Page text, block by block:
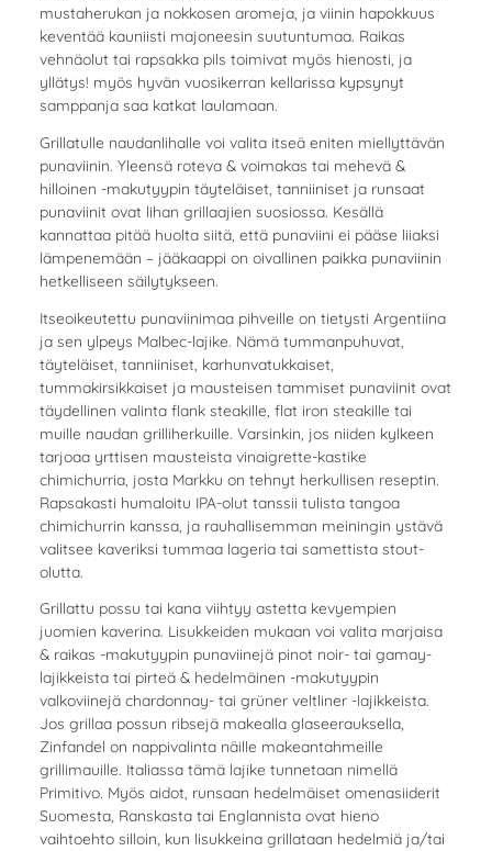
mustaherukan ja nokkosen aromeja, ja viinin hapokkuus
keventää kauniisti majoneesin suutuntumaa. Raikas
vehnäolut tai rapsakka pils toimivat myös hienosti, ja
yllätys! myös hyvän vuosikerran kellarissa kypsynyt
samppanja saa katkat laulamaan.
Grillatulle naudanlihalle voi valita itseä eniten miellyttävän
punaviinin. Yleensä roteva & voimakas tai mehevä &
hilloinen -makutyypin täyteläiset, tanniiniset ja runsaat
punaviinit ovat lihan grillaajien suosiossa. Kesällä
kannattaa pitää huolta siitä, että punaviini ei pääse liiaksi
lämpenemään – jääkaappi on oivallinen paikka punaviinin
hetkelliseen säilytykseen.
Itseoikeutettu punaviinimaa pihveille on tietysti Argentiina
ja sen ylpeys Malbec-lajike. Nämä tummanpuhuvat,
täyteläiset, tanniiniset, karhunvatukkaiset,
tummakirsikkaiset ja mausteisen tammiset punaviinit ovat
täydellinen valinta flank steakille, flat iron steakille tai
muille naudan grilliherkuille. Varsinkin, jos niiden kylkeen
tarjoaa yrttisen mausteista vinaigrette-kastike
chimichurria, josta Markku on tehnyt herkullisen reseptin.
Rapsakasti humaloitu IPA-olut tanssii tulista tangoa
chimichurrin kanssa, ja rauhallisemman meiningin ystävä
valitsee kaveriksi tummaa lageria tai samettista stout-
olutta.
Grillattu possu tai kana viihtyy astetta kevyempien
juomien kaverina. Lisukkeiden mukaan voi valita marjaisa
& raikas -makutyypin punaviinejä pinot noir- tai gamay-
lajikkeista tai pirteä & hedelmäinen -makutyypin
valkoviinejä chardonnay- tai grüner veltliner -lajikkeista.
Jos grillaa possun ribsejä makealla glaseerauksella,
Zinfandel on nappivalinta näille makeantahmeille
grillimauille. Italiassa tämä lajike tunnetaan nimellä
Primitivo. Myös aidot, runsaan hedelmäiset omenasiiderit
Suomesta, Ranskasta tai Englannista ovat hieno
vaihtoehto silloin, kun lisukkeina grillataan hedelmiä ja/tai